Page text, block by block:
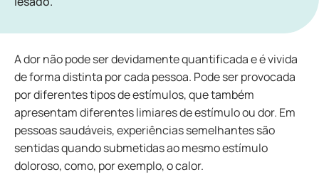
A dor não pode ser devidamente quantificada e é vivida
de forma distinta por cada pessoa. Pode ser provocada
por diferentes tipos de estímulos, que também
apresentam diferentes limiares de estímulo ou dor. Em
pessoas saudáveis, experiências semelhantes são
sentidas quando submetidas ao mesmo estímulo
doloroso, como, por exemplo, o calor.